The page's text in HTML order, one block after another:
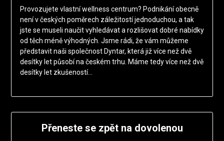
Provozujete vlastní wellness centrum? Podnikání obecně
není v českých poměrech záležitostí jednoduchou, a tak
jste se museli naučit vyhledávat a rozlišovat dobré nabídky
od těch méně výhodných. Jsme rádi, že vám můžeme
představit naši společnost Dyntar, která již více než dvě
desítky let působí na českém trhu. Máme tedy více než dvě
desítky let zkušeností…
Přeneste se zpět na dovolenou